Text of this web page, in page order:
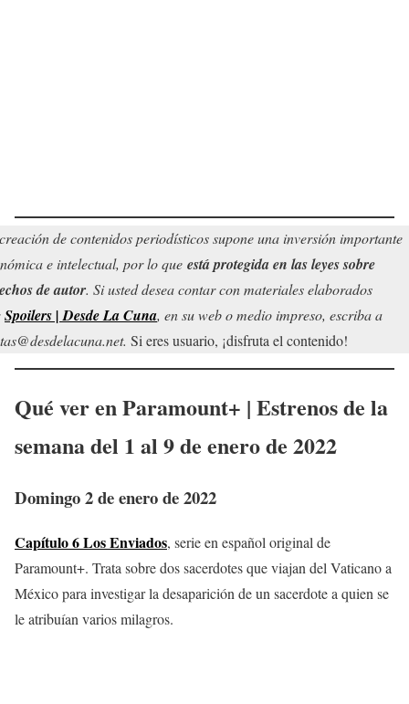
de contenidos periodísticos supone una inversión importante
e intelectual, por lo que está protegida en las leyes sobre
de autor. Si usted desea contar con materiales elaborados
Spoilers | Desde La Cuna, en su web o medio impreso, escriba a
Si eres usuario, ¡disfruta el contenido!
Qué ver enParamount+ | Estrenos de la
semana del 1 al 9 de enerode 2022
Domingo 2 de enero de 2022
Capítulo 6 Los Enviados, serie en español original de
Paramount+. Trata sobre dos sacerdotes que viajan del Vaticano a
México para investigar la desaparición de un sacerdote a quien se
le atribuían varios milagros.